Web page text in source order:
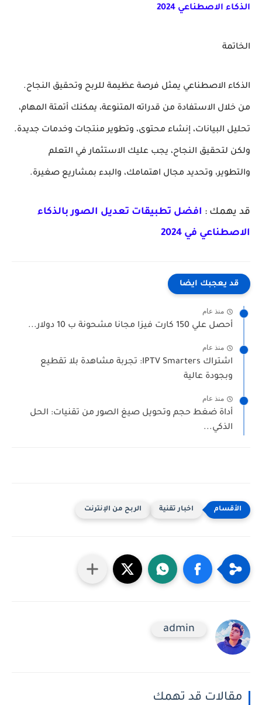
الذكاء الاصطناعي 2024
الخاتمة
الذكاء الاصطناعي يمثل فرصة عظيمة للربح وتحقيق النجاح.
من خلال الاستفادة من قدراته المتنوعة، يمكنك أتمتة المهام،
تحليل البيانات، إنشاء محتوى، وتطوير منتجات وخدمات جديدة.
ولكن لتحقيق النجاح، يجب عليك الاستثمار في التعلم
والتطوير، وتحديد مجال اهتمامك، والبدء بمشاريع صغيرة.
قد يهمك : افضل تطبيقات تعديل الصور بالذكاء
الاصطناعي في 2024
قد يعجبك ايضا
منذ عام
أحصل علي 150 كارت فيزا مجانا مشحونة ب 10 دولار...
منذ عام
اشتراك IPTV Smarters: تجربة مشاهدة بلا تقطيع
وبجودة عالية
منذ عام
أداة ضغط حجم وتحويل صيغ الصور من تقنيات: الحل
الذكي...
اخبار تقنية الربح من الإنترنت
admin
مقالات قد تهمك